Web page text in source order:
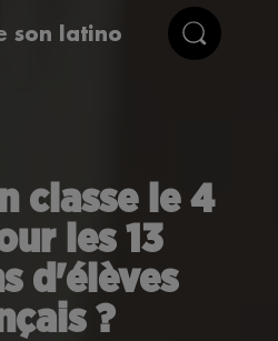
son latino
classe le 4
les 13
d'élèves
?